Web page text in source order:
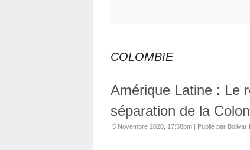
COLOMBIE
Amérique Latine : Le
séparation de la
5 Novembre 2020, 17:58pm | Publié par Bolivar